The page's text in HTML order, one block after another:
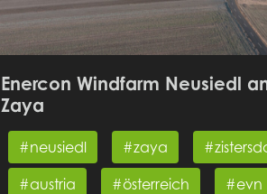
Enercon Windfarm Neusiedl
Zaya
#neusiedl #zaya
#austria #österreich #evn